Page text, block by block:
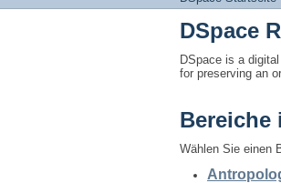
DSpace
DSpace is a
for preserving an
Bereiche
Wählen Sie einen